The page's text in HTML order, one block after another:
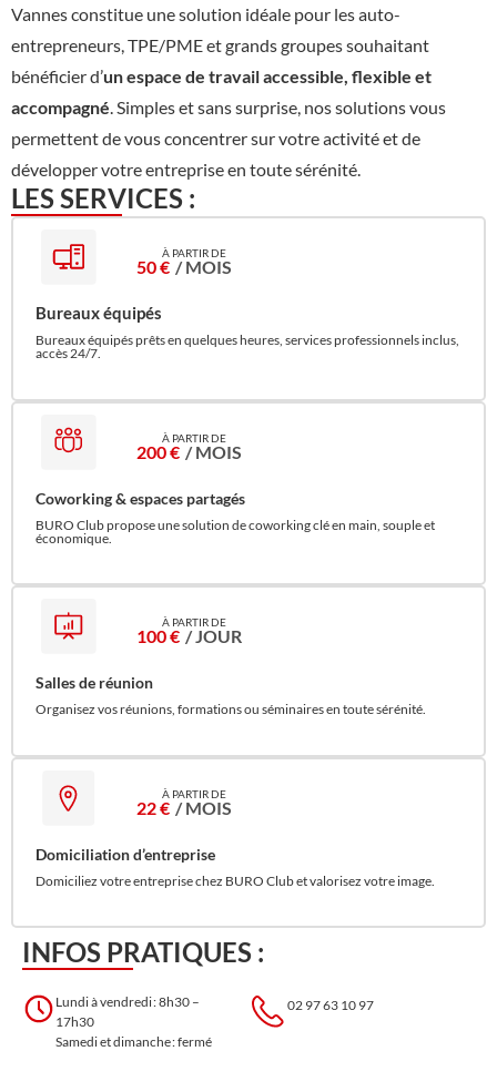
Vannes constitue une solution idéale pour les auto-
entrepreneurs, TPE/PME et grands groupes souhaitant
bénéficier d’un espace de travail accessible, flexible et
accompagné. Simples et sans surprise, nos solutions vous
permettent de vous concentrer sur votre activité et de
développer votre entreprise en toute sérénité.
LES SERVICES :
50 € / MOIS
Bureaux équipés
Bureaux équipés prêts en quelques heures, services professionnels inclus,
accès 24/7.
200 € / MOIS
Coworking & espaces partagés
BURO Club propose une solution de coworking clé en main, souple et
économique.
100 € / JOUR
Salles de réunion
Organisez vos réunions, formations ou séminaires en toute sérénité.
22 € / MOIS
Domiciliation d’entreprise
Domiciliez votre entreprise chez BURO Club et valorisez votre image.
INFOS PRATIQUES :
Lundi à vendredi : 8h30 –
17h30
Samedi et dimanche : fermé
02 97 63 10 97